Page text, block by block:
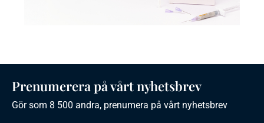
Prenumerera på vårt nyhetsbrev
Gör som 8 500 andra, prenumera på vårt nyhetsbrev